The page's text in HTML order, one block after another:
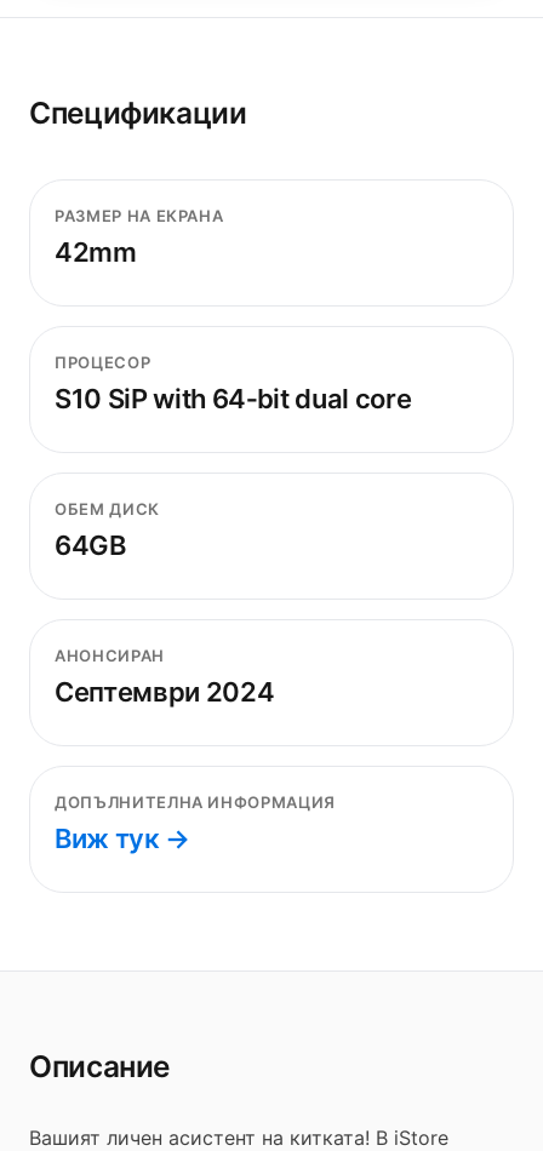
Спецификации
РАЗМЕР НА ЕКРАНА
42mm
ПРОЦЕСОР
S10 SiP with 64‑bit dual core
ОБЕМ ДИСК
64GB
АНОНСИРАН
Септември 2024
ДОПЪЛНИТЕЛНА ИНФОРМАЦИЯ
Виж тук →
Описание
Вашият личен асистент на китката! В iStore